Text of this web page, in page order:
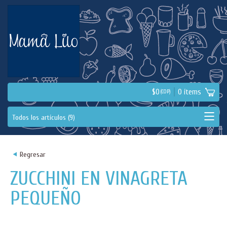
$0 (COP) 0 ítems
< Regresar
ZUCCHINI EN VINAGRETA
PEQUEÑO